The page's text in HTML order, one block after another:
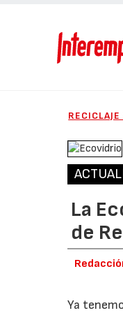
La
de
Ya